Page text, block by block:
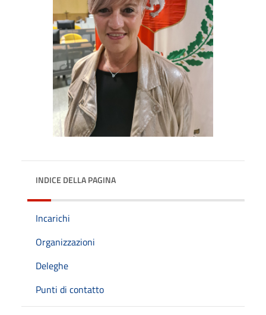
INDICE DELLA PAGINA
Incarichi
Organizzazioni
Deleghe
Punti di contatto